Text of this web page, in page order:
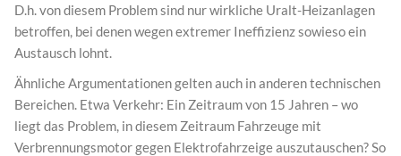
D.h. von diesem Problem sind nur wirkliche Uralt-Heizanlagen
betroffen, bei denen wegen extremer Ineffizienz sowieso ein
Austausch lohnt.
Ähnliche Argumentationen gelten auch in anderen technischen
Bereichen. Etwa Verkehr: Ein Zeitraum von 15 Jahren – wo
liegt das Problem, in diesem Zeitraum Fahrzeuge mit
Verbrennungsmotor gegen Elektrofahrzeige auszutauschen? So